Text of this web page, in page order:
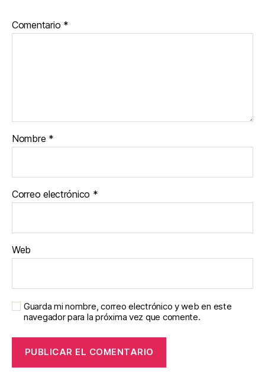
Comentario *
Nombre *
Correo electrónico *
Web
Guarda mi nombre, correo electrónico y web en este
navegador para la próxima vez que comente.